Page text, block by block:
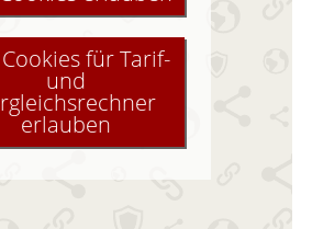
für Tarif-
und
erlauben